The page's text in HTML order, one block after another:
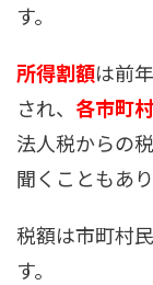
す。
所得割額は前
され、 各市町
法人税からの
聞くこともあ
税額は市町村
す。